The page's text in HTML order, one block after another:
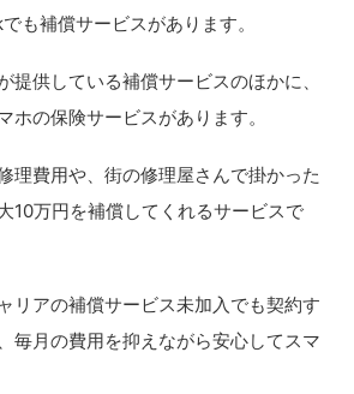
も補償サービスがあります。
提供している補償サービスのほかに、
ホの保険サービスがあります。
理費用や、街の修理屋さんで掛かった
10万円を補償してくれるサービスで
リアの補償サービス未加入でも契約す
毎月の費用を抑えながら安心してスマ